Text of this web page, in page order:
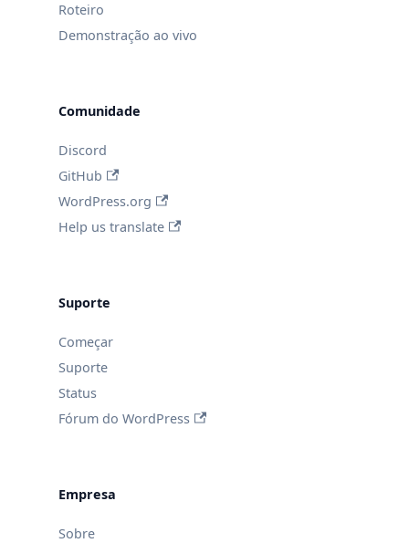
Roteiro
Demonstração ao vivo
Comunidade
Discord
GitHub
WordPress.org
Help us translate
Suporte
Começar
Suporte
Status
Fórum do WordPress
Empresa
Sobre